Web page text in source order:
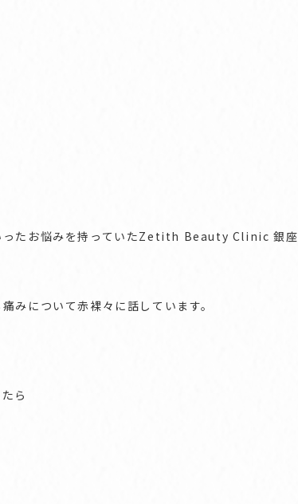
ったお悩みを持っていたZetith Beauty Clinic 銀座
みについて赤裸々に話しています。
ら